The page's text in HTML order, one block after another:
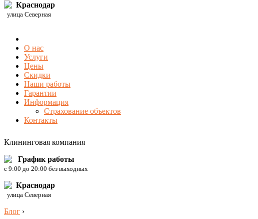
Краснодар
улица Северная
О нас
Услуги
Цены
Скидки
Наши работы
Гарантии
Информация
Страхование объектов
Контакты
Клининговая компания
График работы
c 9:00 до 20:00 без выходных
Краснодар
улица Северная
Блог ›